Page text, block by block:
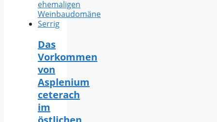
Das
Vorkommen
von
Asplenium
ceterach
im